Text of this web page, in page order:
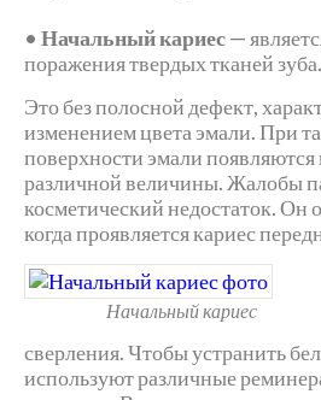
• Начальный кариес—
поражения твердых тканей зуба.
Это без полосной дефект,
изменением цвета эмали. При
поверхности эмали
различной величины. Жалобы
косметический недостаток. Он
когда проявляется кариес
Начальный кариес
сверления. Чтобы устранить
используют различные